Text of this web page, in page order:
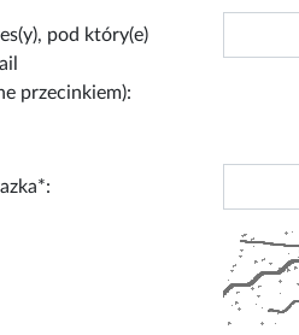
pod który(e)
przecinkiem):